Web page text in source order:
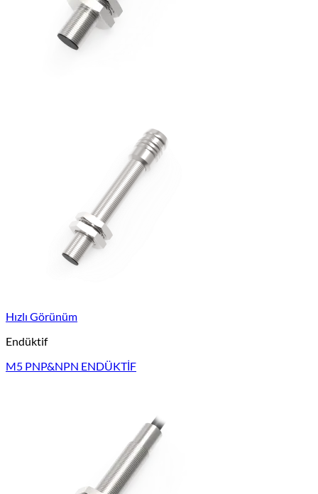
Hızlı Görünüm
Endüktif
M5 PNP&NPN ENDÜKTİF